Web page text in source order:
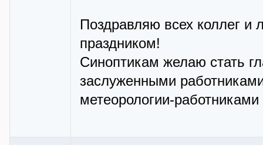
Поздравляю всех коллег и
праздником!
Синоптикам желаю стать
заслуженными
метеорологии-